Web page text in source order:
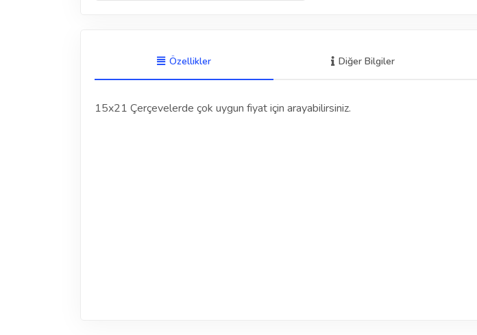
Özellikler Diğer Bilgiler
15x21 Çerçevelerde çok uygun fiyat için arayabilirsiniz.